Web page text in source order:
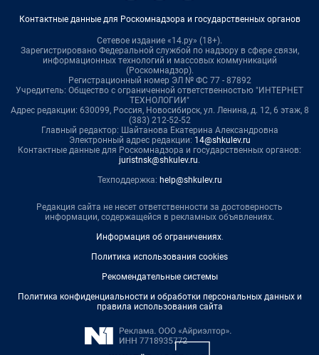
Контактные данные для Роскомнадзора и государственных органов
Сетевое издание «14.ру» (18+).
Зарегистрировано Федеральной службой по надзору в сфере связи,
информационных технологий и массовых коммуникаций
(Роскомнадзор).
Регистрационный номер ЭЛ № ФС 77 - 87892
Учредитель: Общество с ограниченной ответственностью "ИНТЕРНЕТ
ТЕХНОЛОГИИ"
Адрес редакции: 630099, Россия, Новосибирск, ул. Ленина, д. 12, 6 этаж, 8
(383) 212-52-52
Главный редактор: Шайтанова Екатерина Александровна
Электронный адрес редакции: 14@shkulev.ru
Контактные данные для Роскомнадзора и государственных органов:
juristnsk@shkulev.ru.
Техподдержка: help@shkulev.ru
Редакция сайта не несет ответственности за достоверность
информации, содержащейся в рекламных объявлениях.
Информация об ограничениях.
Политика использования cookies
Рекомендательные системы
Политика конфиденциальности и обработки персональных данных и
правила использования сайта